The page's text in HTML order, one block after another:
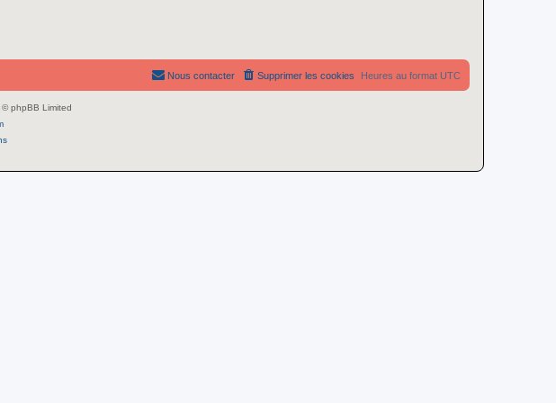
Heures au format UTC
Supprimer les cookies
Nous contacter
phpBB Limited